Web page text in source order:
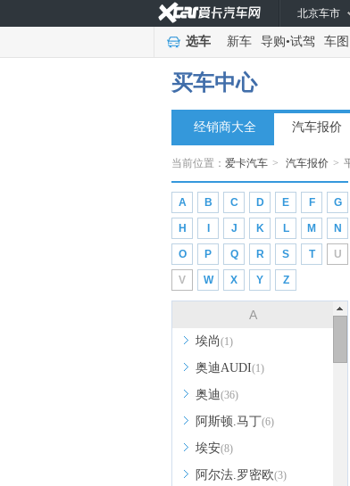
北京车市
选车 新车 导购•试驾 车图
买车中心
经销商大全 汽车报价
当前位置： 爱卡汽车 > 汽车报价 >
A B C D E F G
H J K L M N
O P Q R S T U
V W X Y Z
A
埃尚(1)
奥迪AUDI(1)
奥迪(36)
阿斯顿.马丁(6)
埃安(8)
阿尔法.罗密欧(3)